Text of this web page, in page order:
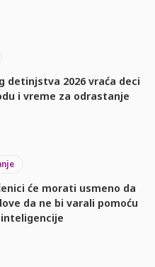
detinjstva 2026 vraća deci
i vreme za odrastanje
će morati usmeno da
da ne bi varali pomoću